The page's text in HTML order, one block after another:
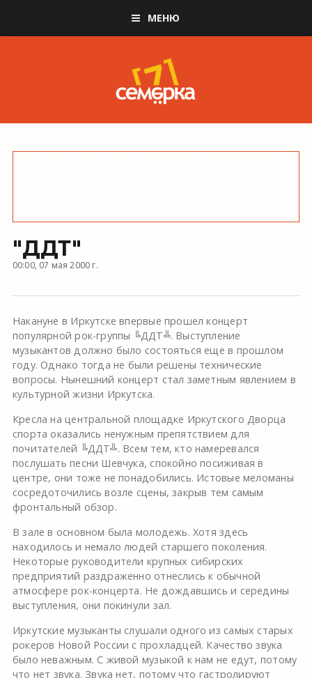
МЕНЮ
"ДДТ"
00:00, 07 мая 2000 г.
Накануне в Иркутске впервые прошел концерт
популярной рок-группы ╚ДДТ╩. Выступление
музыкантов должно было состояться еще в прошлом
году. Однако тогда не были решены технические
вопросы. Нынешний концерт стал заметным явлением в
культурной жизни Иркутска.
Кресла на центральной площадке Иркутского Дворца
спорта оказались ненужным препятствием для
почитателей ╚ДДТ╩. Всем тем, кто намеревался
послушать песни Шевчука, спокойно посиживая в
центре, они тоже не понадобились. Истовые меломаны
сосредоточились возле сцены, закрыв тем самым
фронтальный обзор.
В зале в основном была молодежь. Хотя здесь
находилось и немало людей старшего поколения.
Некоторые руководители крупных сибирских
предприятий раздраженно отнеслись к обычной
атмосфере рок-концерта. Не дождавшись и середины
выступления, они покинули зал.
Иркутские музыканты слушали одного из самых старых
рокеров Новой России с прохладцей. Качество звука
было неважным. С живой музыкой к нам не едут, потому
что нет звука. Звука нет, потому что гастролируют